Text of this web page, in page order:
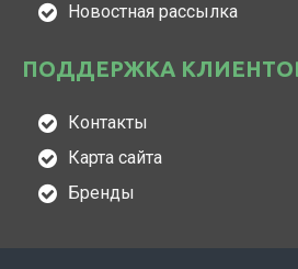
Новостная рассылка
ПОДДЕРЖКА
Контакты
Карта сайта
Бренды